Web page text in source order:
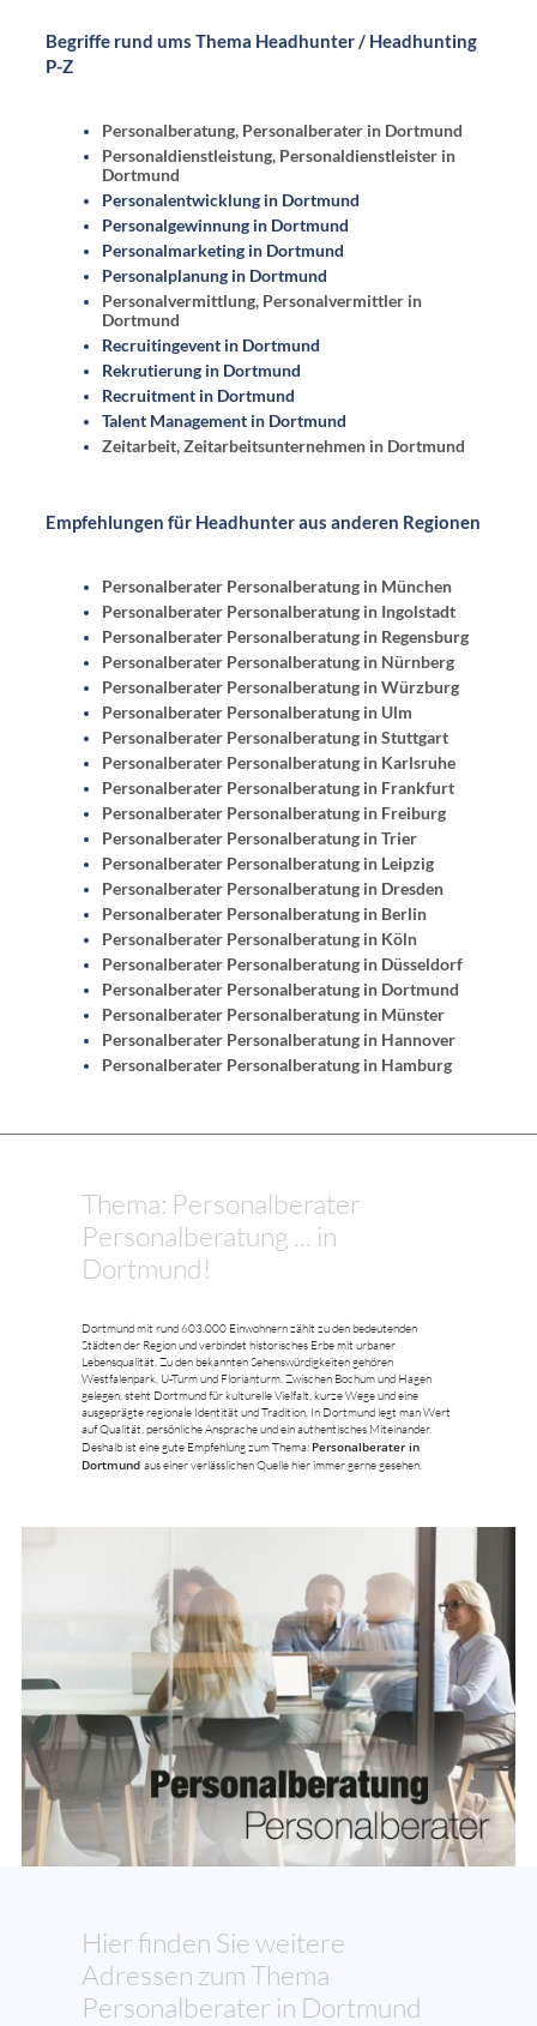
Begriffe rund ums Thema Headhunter / Headhunting
P-Z
Personalberatung, Personalberater in Dortmund
Personaldienstleistung, Personaldienstleister in
Dortmund
Personalentwicklung in Dortmund
Personalgewinnung in Dortmund
Personalmarketing in Dortmund
Personalplanung in Dortmund
Personalvermittlung, Personalvermittler in
Dortmund
Recruitingevent in Dortmund
Rekrutierung in Dortmund
Recruitment in Dortmund
Talent Management in Dortmund
Zeitarbeit, Zeitarbeitsunternehmen in Dortmund
Empfehlungen für Headhunter aus anderen Regionen
Personalberater Personalberatung in München
Personalberater Personalberatung in Ingolstadt
Personalberater Personalberatung in Regensburg
Personalberater Personalberatung in Nürnberg
Personalberater Personalberatung in Würzburg
Personalberater Personalberatung in Ulm
Personalberater Personalberatung in Stuttgart
Personalberater Personalberatung in Karlsruhe
Personalberater Personalberatung in Frankfurt
Personalberater Personalberatung in Freiburg
Personalberater Personalberatung in Trier
Personalberater Personalberatung in Leipzig
Personalberater Personalberatung in Dresden
Personalberater Personalberatung in Berlin
Personalberater Personalberatung in Köln
Personalberater Personalberatung in Düsseldorf
Personalberater Personalberatung in Dortmund
Personalberater Personalberatung in Münster
Personalberater Personalberatung in Hannover
Personalberater Personalberatung in Hamburg
Thema: Personalberater
Personalberatung ... in
Dortmund!
Dortmund mit rund 603.000 Einwohnern zählt zu den bedeutenden
Städten der Region und verbindet historisches Erbe mit urbaner
Lebensqualität. Zu den bekannten Sehenswürdigkeiten gehören
Westfalenpark, U-Turm und Florianturm. Zwischen Bochum und Hagen
gelegen, steht Dortmund für kulturelle Vielfalt, kurze Wege und eine
ausgeprägte regionale Identität und Tradition. In Dortmund legt man Wert
auf Qualität, persönliche Ansprache und ein authentisches Miteinander.
Deshalb ist eine gute Empfehlung zum Thema: Personalberater in
Dortmund aus einer verlässlichen Quelle hier immer gerne gesehen.
Hier finden Sie weitere
Adressen zum Thema
Personalberater in Dortmund